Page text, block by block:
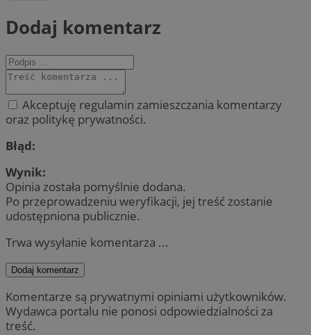
Dodaj komentarz
Akceptuję regulamin zamieszczania komentarzy
oraz politykę prywatności.
Błąd:
Wynik:
Opinia została pomyślnie dodana.
Po przeprowadzeniu weryfikacji, jej treść zostanie
udostępniona publicznie.
Trwa wysyłanie komentarza ...
Dodaj komentarz
Komentarze są prywatnymi opiniami użytkowników.
Wydawca portalu nie ponosi odpowiedzialności za
treść.